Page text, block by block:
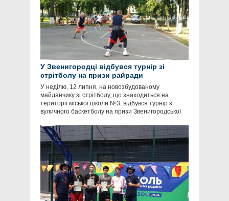
У Звенигородці відбувся турнір зі
стрітболу на призи райради
У неділю, 12 липня, на новозбудованому
майданчику зі стрітболу, що знаходиться на
території міської школи №3, відбувся турнір з
вуличного баскетболу на призи Звенигородської